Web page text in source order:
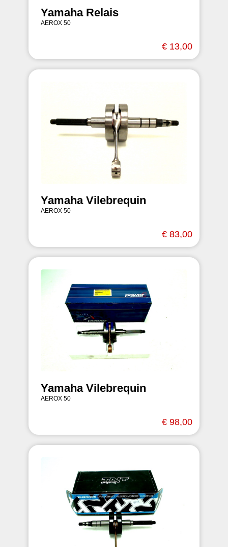
Yamaha Relais
AEROX 50
€ 13,00
Yamaha Vilebrequin
AEROX 50
€ 83,00
Yamaha Vilebrequin
AEROX 50
€ 98,00